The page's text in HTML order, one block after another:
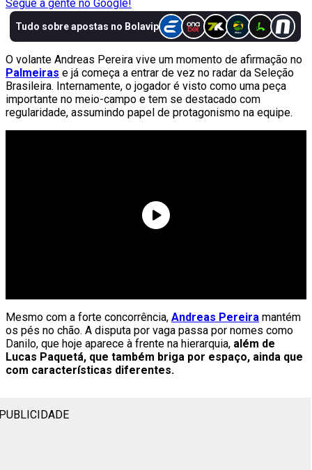
Segue a gente no Google!
O volante Andreas Pereira vive um momento de afirmação no
Palmeiras e já começa a entrar de vez no radar da Seleção
Brasileira. Internamente, o jogador é visto como uma peça
importante no meio-campo e tem se destacado com
regularidade, assumindo papel de protagonismo na equipe.
Mesmo com a forte concorrência, Andreas Pereira mantém
os pés no chão. A disputa por vaga passa por nomes como
Danilo, que hoje aparece à frente na hierarquia, além de
Lucas Paquetá, que também briga por espaço, ainda que
com características diferentes.